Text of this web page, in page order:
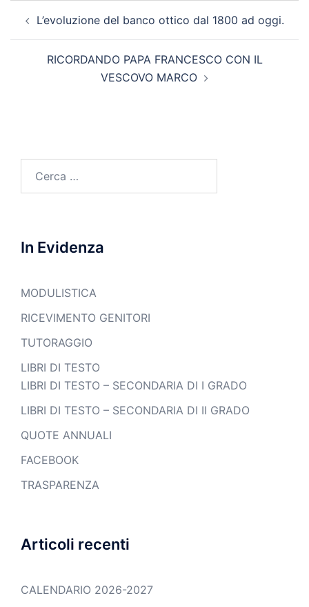
articolo
L’evoluzione del banco ottico dal 1800 ad oggi.
RICORDANDO PAPA FRANCESCO CON IL
VESCOVO MARCO
In Evidenza
MODULISTICA
RICEVIMENTO GENITORI
TUTORAGGIO
LIBRI DI TESTO
LIBRI DI TESTO – SECONDARIA DI I GRADO
LIBRI DI TESTO – SECONDARIA DI II GRADO
QUOTE ANNUALI
FACEBOOK
TRASPARENZA
Articoli recenti
CALENDARIO 2026-2027